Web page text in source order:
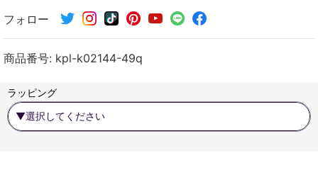
シ
ェ
ア
す
シ
ェ
ア
シ
ェ
ア
フォロー
商品番号: kpl-k02144-49q
ラッピング